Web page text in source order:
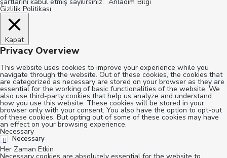
Gizlilik Politikası
Kapat
Privacy Overview
This website uses cookies to improve your experience while you
navigate through the website. Out of these cookies, the cookies that
are categorized as necessary are stored on your browser as they are
essential for the working of basic functionalities of the website. We
also use third-party cookies that help us analyze and understand
how you use this website. These cookies will be stored in your
browser only with your consent. You also have the option to opt-out
of these cookies. But opting out of some of these cookies may have
an effect on your browsing experience.
Necessary
Necessary
Her Zaman Etkin